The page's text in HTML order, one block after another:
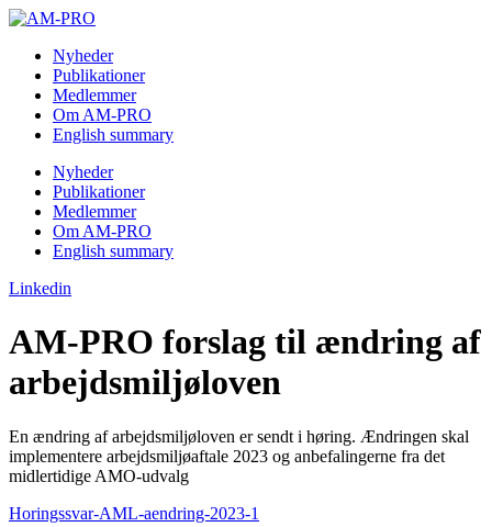
Skip
contentNyheder
Publikationer
Medlemmer
Om AM-PRO
English summary
Nyheder
Publikationer
Medlemmer
Om AM-PRO
English summary
Linkedin
AM-PRO forslag til ændring af
arbejdsmiljøloven
En ændring af arbejdsmiljøloven er sendt i høring. Ændringen skal
implementere arbejdsmiljøaftale 2023 og anbefalingerne fra det
midlertidige AMO-udvalg
Horingssvar-AML-aendring-2023-1